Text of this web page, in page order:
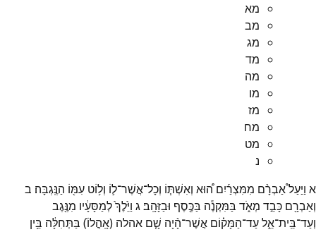
מא
מב
מג
מד
מה
מו
מז
מח
מט
נ
א וַיַּעַל֩אַבְרָ֨ם מִמִּצְרַ֜יִם ה֠וּא וְאִשְׁתּ֧וֹ וְכָל־אֲשֶׁר־ל֛וֹ וְל֥וֹט עִמּ֖וֹ הַנֶּֽגְבָּה׃ ב
וְאַבְרָ֖ם כָּבֵ֣ד מְאֹ֑ד בַּמִּקְנֶ֕ה בַּכֶּ֖סֶף וּבַזָּהָֽב׃ג וַיֵּ֙לֶךְ֙לְמַסָּעָ֔יו מִנֶּ֖גֶב
וְעַד־בֵּֽית־אֵ֑לעַד־הַמָּק֗וֹם אֲשֶׁר־הָ֨יָה שָׁ֤ם אהלה (אָֽהֳלוֹ֙) בַּתְּחִלָּ֔ה בֵּ֥ין